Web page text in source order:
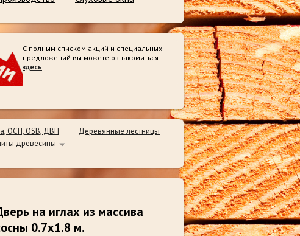
С полным списком акций и специальных
предложений вы можете ознакомиться
здесь
ОСП, OSB, ДВП
Деревянные лестницы
древесины
на иглах из массива
0.7х1.8 м.